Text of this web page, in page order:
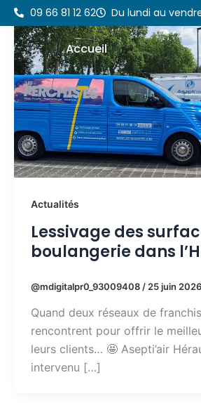
Aller
au
contenu
09 66 81 12 62 Du lundi au
Accueil
Actualités
Lessivage des
boulangerie dans
@mdigitalpr0_93009408 / 25 juin 2026
Quand deux réseaux de
rencontrent pour offrir le
leurs clients… 🤩 Asepti’air
intervenu […]